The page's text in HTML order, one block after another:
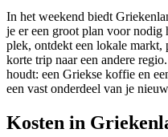
In het weekend biedt
je er een groot plan voor nodig
plek, ontdekt een lokale markt,
korte trip naar een andere
houdt: een Griekse koffie en
een vast onderdeel van je
Kosten in